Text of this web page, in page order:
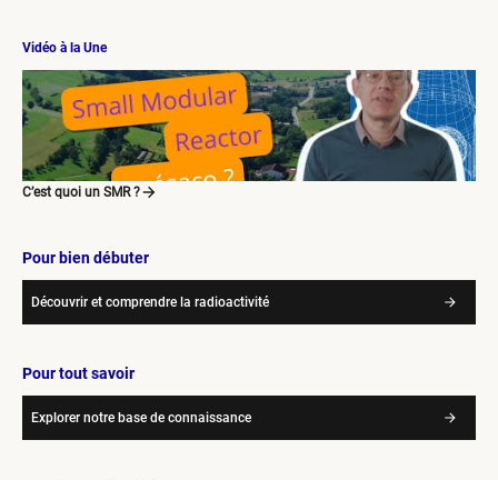
Vidéo à la Une
C’est quoi un SMR ?
Pour bien débuter
Découvrir et comprendre la radioactivité
Pour tout savoir
Explorer notre base de connaissance